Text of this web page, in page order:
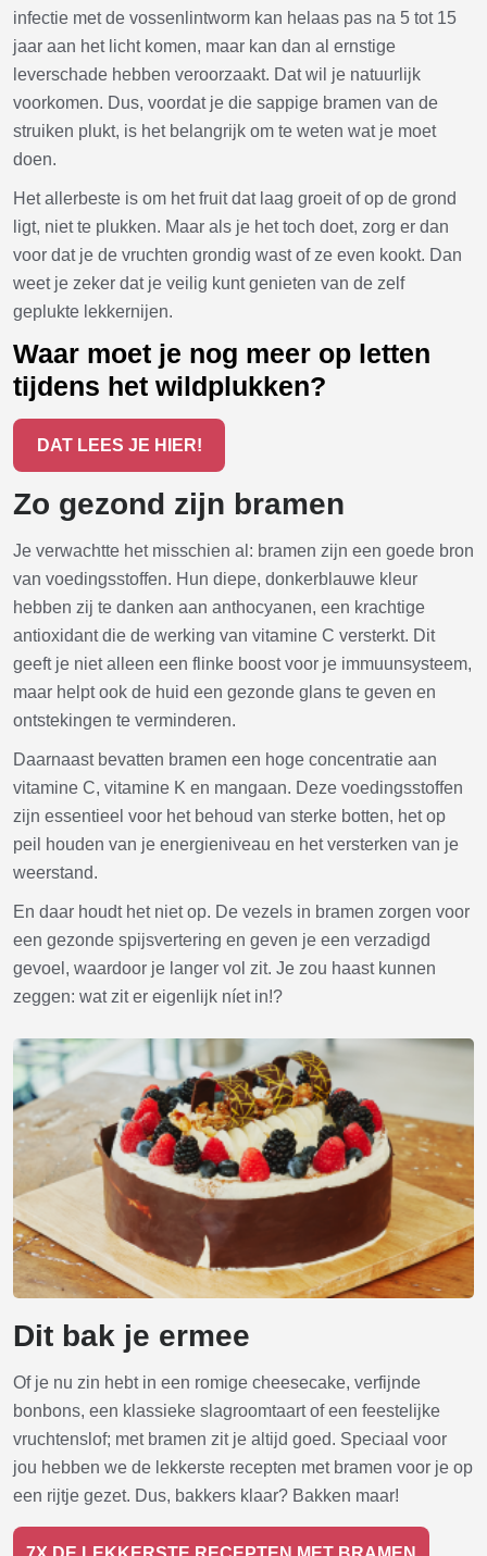
infectie met de vossenlintworm kan helaas pas na 5 tot 15
jaar aan het licht komen, maar kan dan al ernstige
leverschade hebben veroorzaakt. Dat wil je natuurlijk
voorkomen. Dus, voordat je die sappige bramen van de
struiken plukt, is het belangrijk om te weten wat je moet
doen.
Het allerbeste is om het fruit dat laag groeit of op de grond
ligt, niet te plukken. Maar als je het toch doet, zorg er dan
voor dat je de vruchten grondig wast of ze even kookt. Dan
weet je zeker dat je veilig kunt genieten van de zelf
geplukte lekkernijen.
Waar moet je nog meer op letten
tijdens het wildplukken?
DAT LEES JE HIER!
Zo gezond zijn bramen
Je verwachtte het misschien al: bramen zijn een goede bron
van voedingsstoffen. Hun diepe, donkerblauwe kleur
hebben zij te danken aan anthocyanen, een krachtige
antioxidant die de werking van vitamine C versterkt. Dit
geeft je niet alleen een flinke boost voor je immuunsysteem,
maar helpt ook de huid een gezonde glans te geven en
ontstekingen te verminderen.
Daarnaast bevatten bramen een hoge concentratie aan
vitamine C, vitamine K en mangaan. Deze voedingsstoffen
zijn essentieel voor het behoud van sterke botten, het op
peil houden van je energieniveau en het versterken van je
weerstand.
En daar houdt het niet op. De vezels in bramen zorgen voor
een gezonde spijsvertering en geven je een verzadigd
gevoel, waardoor je langer vol zit. Je zou haast kunnen
zeggen: wat zit er eigenlijk níet in!?
Dit bak je ermee
Of je nu zin hebt in een romige cheesecake, verfijnde
bonbons, een klassieke slagroomtaart of een feestelijke
vruchtenslof; met bramen zit je altijd goed. Speciaal voor
jou hebben we de lekkerste recepten met bramen voor je op
een rijtje gezet. Dus, bakkers klaar? Bakken maar!